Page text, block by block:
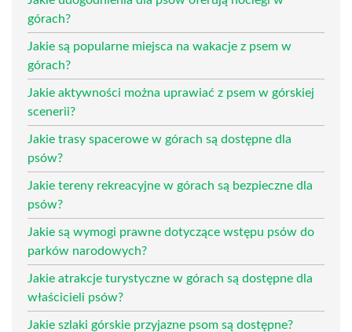
górach?
Jakie są popularne miejsca na wakacje z psem w
górach?
Jakie aktywności można uprawiać z psem w górskiej
scenerii?
Jakie trasy spacerowe w górach są dostępne dla
psów?
Jakie tereny rekreacyjne w górach są bezpieczne dla
psów?
Jakie są wymogi prawne dotyczące wstępu psów do
parków narodowych?
Jakie atrakcje turystyczne w górach są dostępne dla
właścicieli psów?
Jakie szlaki górskie przyjazne psom są dostępne?